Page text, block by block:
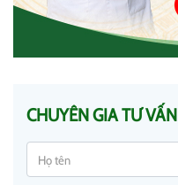
CHUYÊN GIA TƯ VẤN